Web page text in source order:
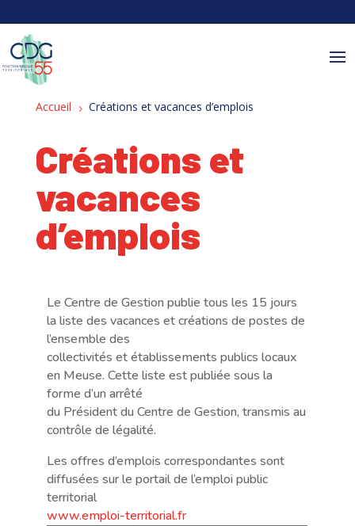
Accueil 5 Créations et vacances d’emplois
Créations et
vacances
d’emplois
Le Centre de Gestion publie tous les 15 jours
la liste des vacances et créations de postes de
l’ensemble des
collectivités et établissements publics locaux
en Meuse. Cette liste est publiée sous la
forme d’un arrêté
du Président du Centre de Gestion, transmis au
contrôle de légalité.
Les offres d’emplois correspondantes sont
diffusées sur le portail de l’emploi public
territorial
www.emploi-territorial.fr